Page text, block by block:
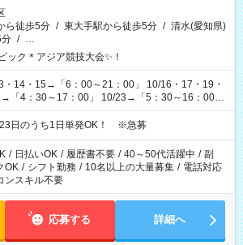
ら徒歩5分 / 東大手駅から徒歩5分 / 清水(愛知県)
/ …
ック＊アジア競技大会✨！
・14・15→「6：00～21：00」 10/16・17・19・
「4：30～17：00」 10/23→「5：30～16：00」
16・17・19～21→「17：00～26：00」
00～24：30」 10/23→「16：00～23：00」 ＊
、などもOKです！
日のうち1日単発OK！ ※急募
/ 日払いOK / 履歴書不要 / 40～50代活躍中 / 副
OK / シフト勤務 / 10名以上の大量募集 / 電話対応
ンスキル不要
応募する 詳細へ